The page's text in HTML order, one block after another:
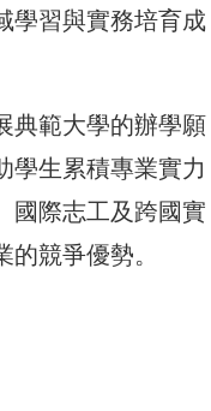
學習與實務培育成
典範大學的辦學願
學生累積專業實力
國際志工及跨國實
競爭優勢。